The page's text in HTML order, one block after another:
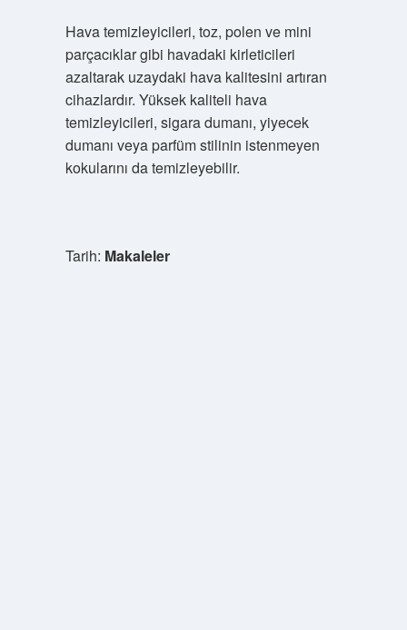
Hava temizleyicileri, toz, polen ve mini
parçacıklar gibi havadaki kirleticileri
azaltarak uzaydaki hava kalitesini artıran
cihazlardır. Yüksek kaliteli hava
temizleyicileri, sigara dumanı, yiyecek
dumanı veya parfüm stilinin istenmeyen
kokularını da temizleyebilir.
Tarih: Makaleler